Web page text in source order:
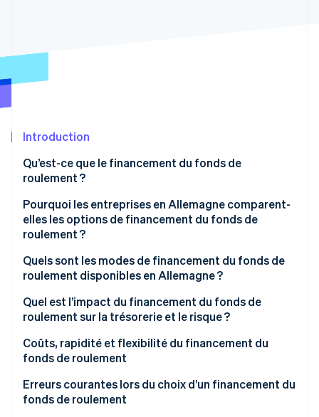
Constitution de start-up
Identity
Stripe Sessions 2026
Regarder la vidéo
Introduction
Qu’est-ce que le financement du fonds de
roulement ?
Pourquoi les entreprises en Allemagne comparent-
elles les options de financement du fonds de
roulement ?
Évaluation des risques, de la flexibilité et de la
rapidité
Quels sont les modes de financement du fonds de
roulement disponibles en Allemagne ?
Crédit de fonds de roulement
Financement basé sur les revenus
Crédit fournisseur
Crédit-bail
Quel est l’impact du financement du fonds de
roulement sur la trésorerie et le risque ?
Liquidité immédiate vs engagement à long terme
Coûts, rapidité et flexibilité du financement du
fonds de roulement
Rapidité du financement
Erreurs courantes lors du choix d’un financement du
fonds de roulement